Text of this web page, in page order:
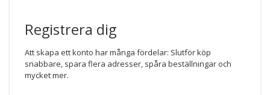
Registrera dig
Att skapa ett konto har många fördelar: Slutför köp
snabbare, spara flera adresser, spåra beställningar och
mycket mer.